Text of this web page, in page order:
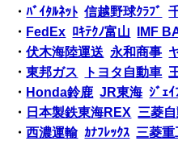
・ﾊﾞｲﾀﾙﾈｯﾄ 信越野球ｸﾗﾌﾞ
・ FedEx ﾛｷﾃｸﾉ富山
IMF
・伏木海陸運送 永和商事
・東邦ガス トヨタ自動車
・ Honda鈴鹿 JR東海 ｼﾞｪｲ
・ 日本製鉄東海REX 三菱
・西濃運輸 ｶﾅﾌﾚｯｸｽ 三菱